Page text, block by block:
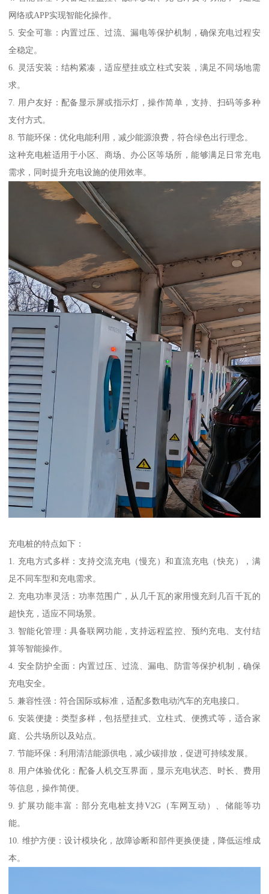
网络或APP实现智能化操作。
5. 安全可靠：内置过压、过流、漏电等保护机制，确保充电过程安
全稳定。
6. 灵活安装：结构紧凑，适应壁挂或立柱式安装，满足不同场地需
求。
7. 用户友好：配备显示屏或指示灯，操作简单，支持、扫码等多种
支付方式。
8. 节能环保：优化电能利用，减少能源浪费，符合绿色出行理念。
这种充电桩适用于小区、商场、办公区等场所，能够满足日常充电
需求，同时提升充电设施的使用效率。
充电桩的特点如下：
1. 充电方式多样：支持交流充电（慢充）和直流充电（快充），满
足不同车型和充电需求。
2. 充电功率灵活：功率范围广，从几千瓦的家用慢充到几百千瓦的
超快充，适应不同场景。
3. 智能化管理：具备联网功能，支持远程监控、预约充电、支付结
算等智能操作。
4. 安全防护全面：内置过压、过流、漏电、防雷等保护机制，确保
充电安全。
5. 兼容性强：符合国际或标准，适配多数电动汽车的充电接口。
6. 安装便捷：类型多样，包括壁挂式、立柱式、便携式等，适合家
庭、公共场所以及站点。
7. 节能环保：利用清洁能源供电，减少碳排放，促进可持续发展。
8. 用户体验优化：配备人机交互界面，显示充电状态、时长、费用
等信息，操作简便。
9. 扩展功能丰富：部分充电桩支持V2G（车网互动）、储能等功
能。
10. 维护方便：设计模块化，故障诊断和部件更换便捷，降低运维成
本。